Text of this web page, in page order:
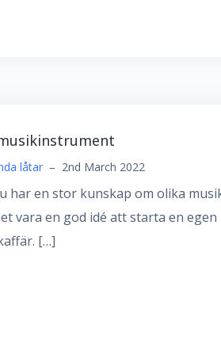
låtar – 2nd March 2022
har en stor kunskap om olika
vara en god idé att starta en egen
[…]